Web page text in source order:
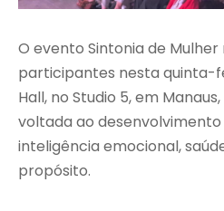
O evento Sintonia de
participantes nesta quinta-
Hall, no Studio 5, em
voltada ao
inteligência emocional,
propósito.